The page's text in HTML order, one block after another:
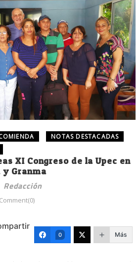
NOTAS DESTACADAS
XI Congreso de la Upec en
y Granma
Redacción
Comment(0)
0 Más